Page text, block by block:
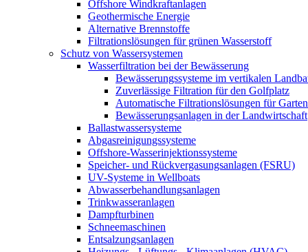
Offshore Windkraftanlagen
Geothermische Energie
Alternative Brennstoffe
Filtrationslösungen für grünen Wasserstoff
Schutz von Wassersystemen
Wasserfiltration bei der Bewässerung
Bewässerungssysteme im vertikalen
Zuverlässige Filtration für den Golfplatz
Automatische Filtrationslösungen für
Bewässerungsanlagen in der Landwirtschaft
Ballastwassersysteme
Abgasreinigungssysteme
Offshore-Wasserinjektionssysteme
Speicher- und Rückvergasungsanlagen (FSRU)
UV-Systeme in Wellboats
Abwasserbehandlungsanlagen
Trinkwasseranlagen
Dampfturbinen
Schneemaschinen
Entsalzungsanlagen